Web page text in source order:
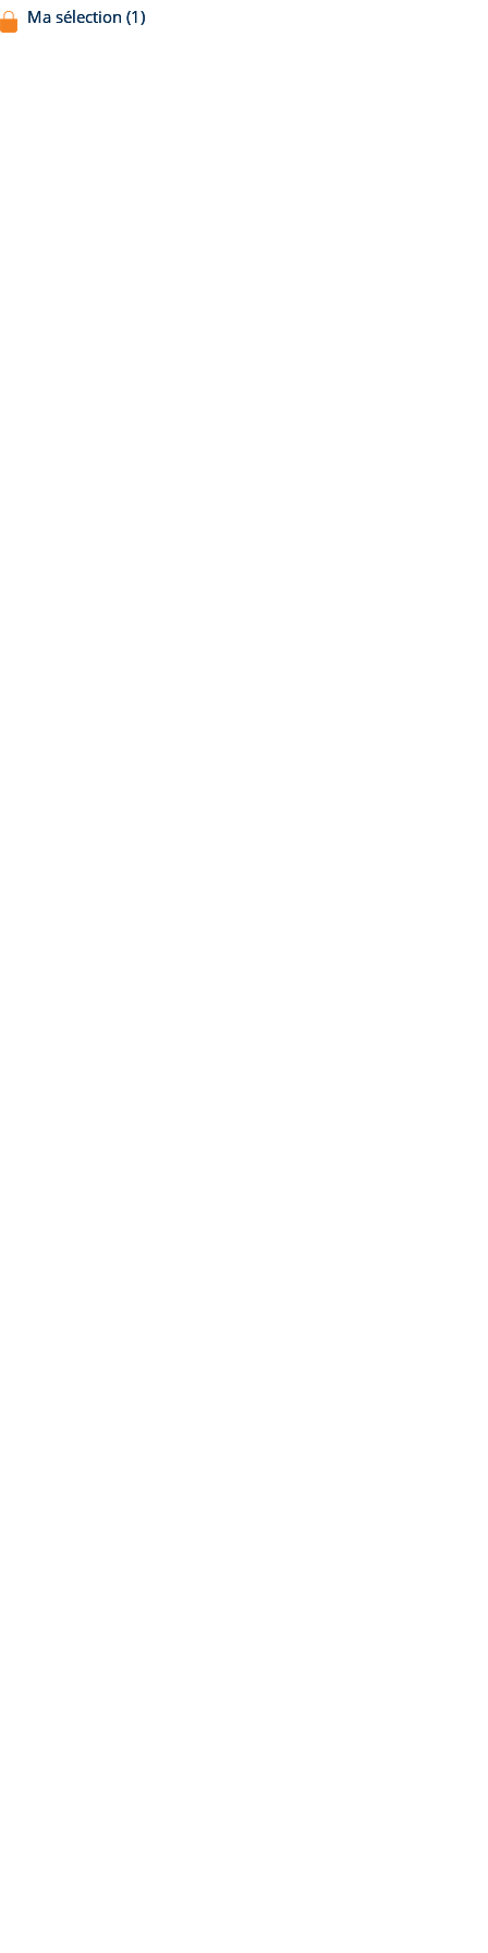
Ma sélection (1)